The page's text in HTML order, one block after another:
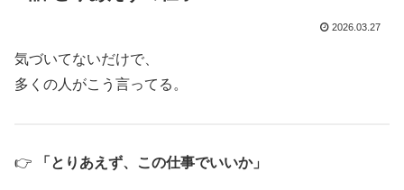
2026.03.27
気づいてないだけで、
多くの人がこう言ってる。
👉 「とりあえず、この仕事でいいか」